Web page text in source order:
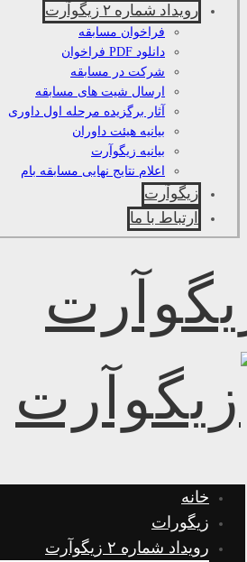
رویداد شماره ۲ زیگوآرت
فراخوان مسابقه
دانلود PDF فراخوان
شرکت در مسابقه
ارسال شیت های مسابقه
آثار برگزیده مرحله اول داوری
بیانیه هیئت داوران
بیانیه زیگوآرت
اعلام نتایج نهایی مسابقه بام
زیگوآرت
ارتباط با ما
خانه
زیگورات
رویداد شماره ۲ زیگوآرت